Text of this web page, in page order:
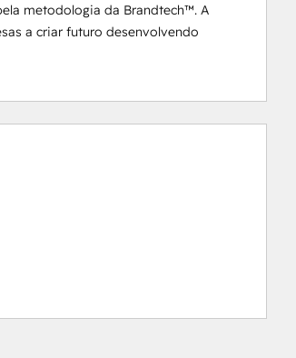
metodologia da Brandtech™. A
a criar futuro desenvolvendo